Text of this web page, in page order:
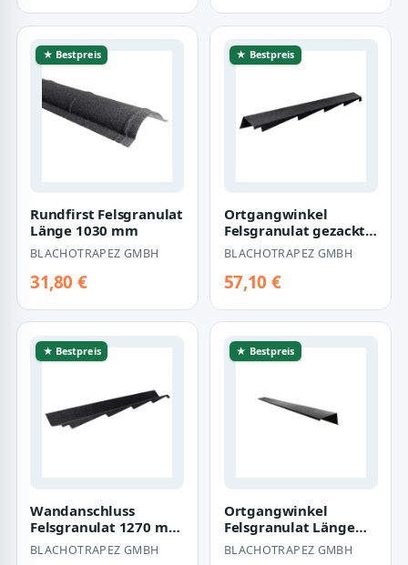
★ Bestpreis
Rundfirst Felsgranulat
Länge 1030 mm
BLACHOTRAPEZ GMBH
31,80 €
★ Bestpreis
Ortgangwinkel
Felsgranulat gezackt
1270 mm Länge für
Thunder
BLACHOTRAPEZ GMBH
57,10 €
★ Bestpreis
Wandanschluss
Felsgranulat 1270 mm
Länge für Thunder
BLACHOTRAPEZ GMBH
★ Bestpreis
Ortgangwinkel
Felsgranulat Länge
2000 mm
BLACHOTRAPEZ GMBH